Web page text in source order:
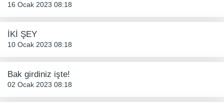
16 Ocak 2023 08:18
İKİ ŞEY
10 Ocak 2023 08:18
Bak girdiniz işte!
02 Ocak 2023 08:18